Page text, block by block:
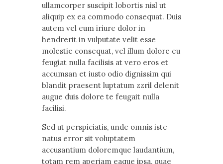
ullamcorper suscipit lobortis nisl ut
aliquip ex ea commodo consequat. Duis
autem vel eum iriure dolor in
hendrerit in vulputate velit esse
molestie consequat, vel illum dolore eu
feugiat nulla facilisis at vero eros et
accumsan et iusto odio dignissim qui
blandit praesent luptatum zzril delenit
augue duis dolore te feugait nulla
facilisi.
Sed ut perspiciatis, unde omnis iste
natus error sit voluptatem
accusantium doloremque laudantium,
totam rem aperiam eaque ipsa, quae